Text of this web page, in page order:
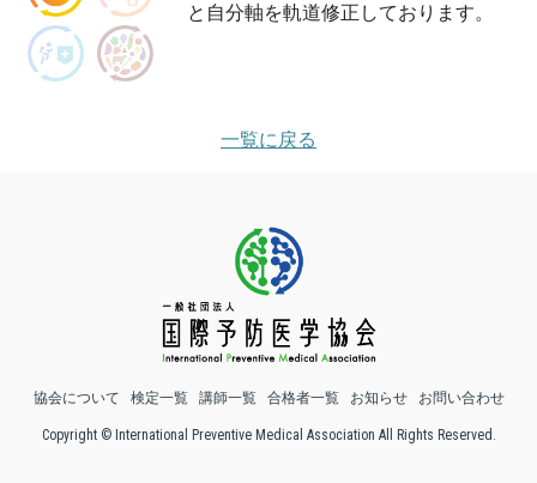
と自分軸を軌道修正しております。
一覧に戻る
協会について 検定一覧 講師一覧 合格者一覧 お知らせ お問い合わせ
Copyright © International Preventive Medical Association All Rights Reserved.